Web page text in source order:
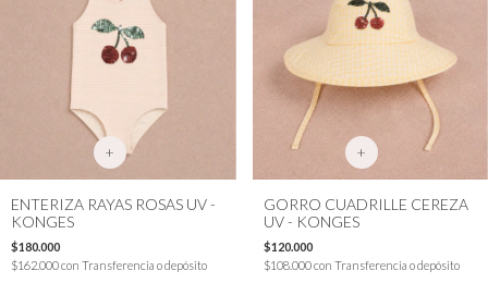
+
ENTERIZA RAYAS ROSAS UV -
KONGES
$180.000
$162.000con Transferencia o depósito
+
GORRO CUADRILLE CEREZA
UV - KONGES
$120.000
$108.000con Transferencia o depósito